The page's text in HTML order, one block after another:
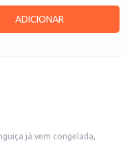
ADICIONAR
já vem congelada,